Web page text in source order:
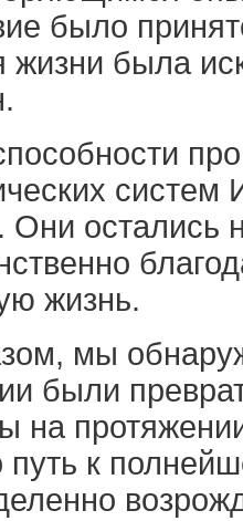
было
была
остались
жизнь.
мы
были
на
путь к